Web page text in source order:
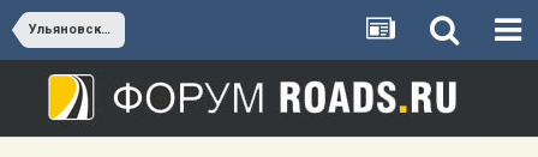
Ульяновская область